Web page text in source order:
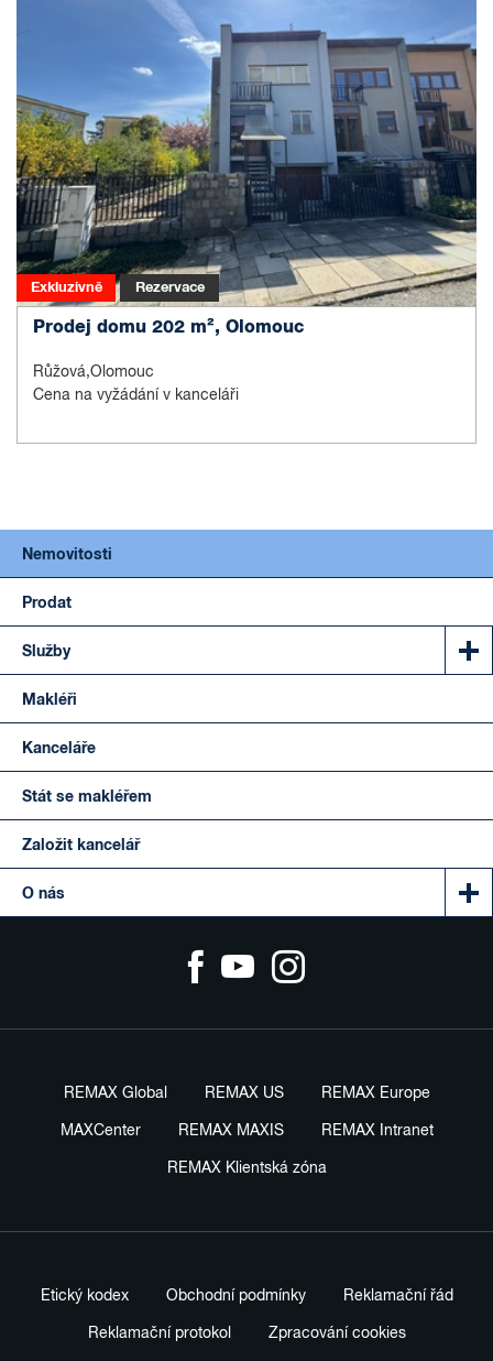
Exkluzivně Rezervace
Prodej domu 202 m², Olomouc
Růžová,Olomouc
Cena na vyžádání v kanceláři
Nemovitosti
Prodat
Služby
Makléři
Kanceláře
Stát se makléřem
Založit kancelář
O nás
REMAX Global REMAX US REMAX Europe
MAXCenter REMAX MAXIS REMAX Intranet
REMAX Klientská zóna
Etický kodex Obchodní podmínky Reklamační řád
Reklamační protokol Zpracování cookies